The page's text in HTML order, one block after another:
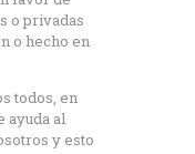
o privadas
o hecho en
todos, en
ayuda al
y esto